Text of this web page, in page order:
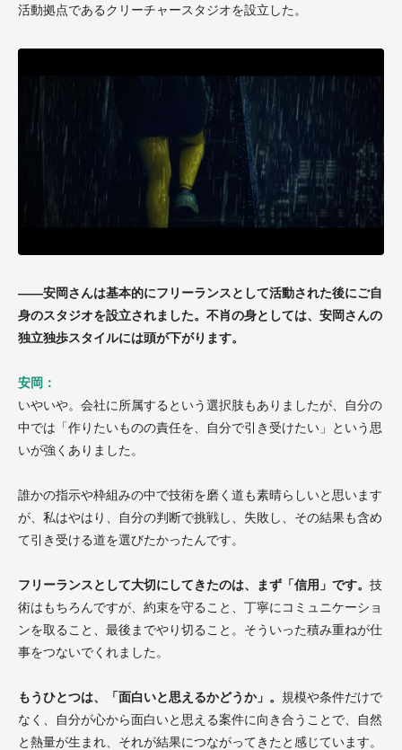
活動拠点であるクリーチャースタジオを設立した。
——安岡さんは基本的にフリーランスとして活動された後にご自
身のスタジオを設立されました。不肖の身としては、安岡さんの
独立独歩スタイルには頭が下がります。
安岡：
いやいや。会社に所属するという選択肢もありましたが、自分の
中では「作りたいものの責任を、自分で引き受けたい」という思
いが強くありました。
誰かの指示や枠組みの中で技術を磨く道も素晴らしいと思います
が、私はやはり、自分の判断で挑戦し、失敗し、その結果も含め
て引き受ける道を選びたかったんです。
フリーランスとして大切にしてきたのは、まず「信用」です。 技
術はもちろんですが、約束を守ること、丁寧にコミュニケーショ
ンを取ること、最後までやり切ること。そういった積み重ねが仕
事をつないでくれました。
もうひとつは、「面白いと思えるかどうか」。 規模や条件だけで
なく、自分が心から面白いと思える案件に向き合うことで、自然
と熱量が生まれ、それが結果につながってきたと感じています。